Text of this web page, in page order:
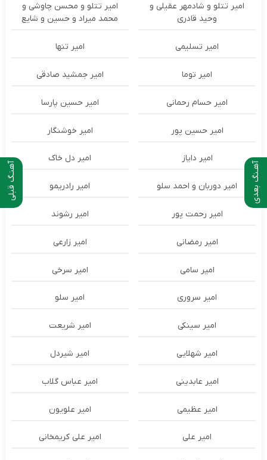
آهنـگ قبلی آهـنگ بعدی
امیر تتلو و شادمهر عقیلی و
وحید قادری
امیر تتلو و محسن چاوشی و
محمد میراد و حسین و شایع
امیر تسلیمی امیر تنها
امیر توما امیر جمشید صادقی
امیر حسام رحمانی امیر حسین پارسا
امیر حسین پور امیر خوشنگار
امیر دایاز امیر دل خاک
امیر دوربان و احمد سلو امیر رادریمو
امیر رحمت پور امیر رشوند
امیر رمضانی امیر زارعی
امیر سامی امیر سرخی
امیر سروری امیر سلو
امیر سینکی امیر شریعت
امیر شهلایی امیر شیردل
امیر عابدینی امیر عباس گلاب
امیر عظیمی امیر علویون
امیر علی امیر علی کریمخانی